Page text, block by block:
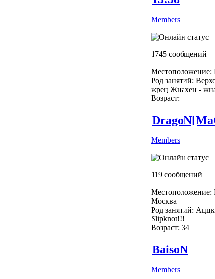
Members
1745 сообщений
Местоположение:
Род занятий:
жрец Жнахен -
Возраст:
Members
119 сообщений
Местоположение:
Москва
Род занятий:
Slipknot!!!
Возраст: 34
BaisoN
Members